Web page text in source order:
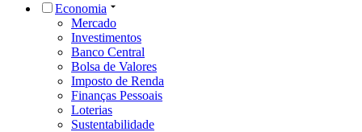
Economia
Mercado
Investimentos
Banco Central
Bolsa de Valores
Imposto de Renda
Finanças Pessoais
Loterias
Sustentabilidade